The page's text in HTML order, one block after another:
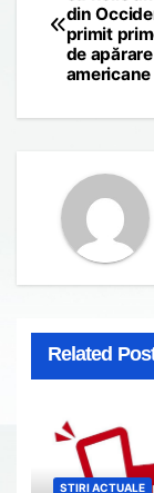
din
primit
de
Related
STIRI ACTUALE